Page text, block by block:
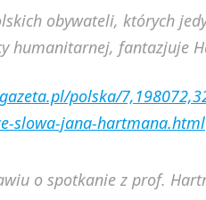
obywateli, których
humanitarnej, fantazjuje
polska/
slowa-jana-hartmana.html
o spotkanie z prof.